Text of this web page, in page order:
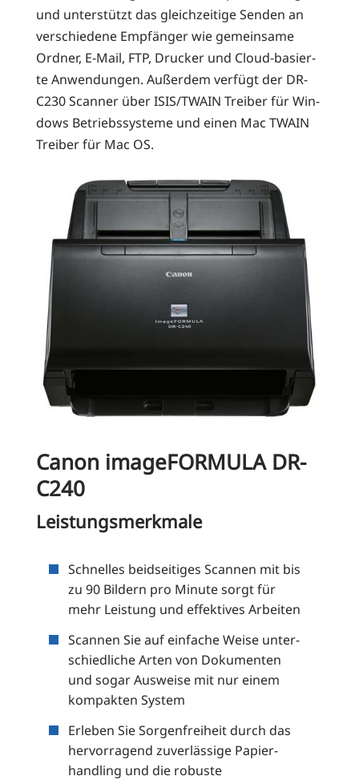
und unter­stützt das gleich­zei­ti­ge Sen­den an
ver­schie­de­ne Emp­fän­ger wie gemein­sa­me
Ord­ner, E‑Mail, FTP, Dru­cker und Cloud-basier­
te Anwen­dun­gen. Außer­dem ver­fügt der DR-
C230 Scan­ner über ISIS/TWAIN Trei­ber für Win­
dows Betriebs­sys­te­me und einen Mac TWAIN
Trei­ber für Mac OS.
Canon imageFORMULA DR-
C240
Leistungsmerkmale
Schnel­les beid­sei­ti­ges Scan­nen mit bis
zu 90 Bil­dern pro Minu­te sorgt für
mehr Leis­tung und effek­ti­ves Arbeiten
Scan­nen Sie auf ein­fa­che Wei­se unter­
schied­li­che Arten von Doku­men­ten
und sogar Aus­wei­se mit nur einem
kom­pak­ten System
Erle­ben Sie Sor­gen­frei­heit durch das
her­vor­ra­gend zuver­läs­si­ge Papier­
hand­ling und die robus­te